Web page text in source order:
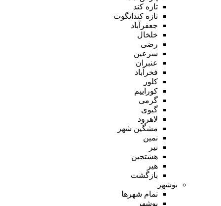
تازه کند
تازه کندانگوت
جعفرآباد
خلخال
رضی
سرعین
عنبران
فخرآباد
کلور
کوراییم
گرمی
گیوی
لاهرود
مشگین شهر
نمین
نیر
هشتجین
هیر
بازگشت
بوشهر
تمام شهر‌ها
بوشهر